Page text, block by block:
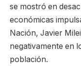
se mostró en
económicas
Nación, Javier
negativamente en
población.